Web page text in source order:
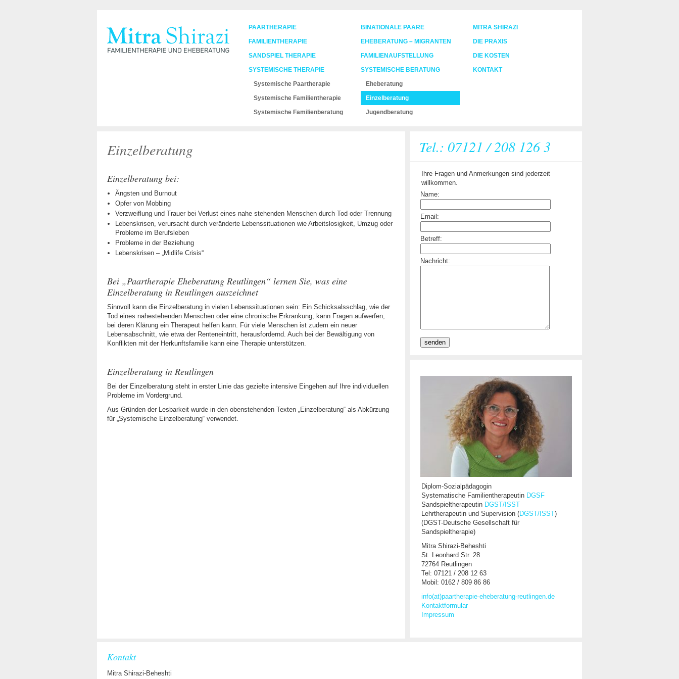
PAARTHERAPIE BINATIONALE PAARE
MITRA SHIRAZI
FAMILIENTHERAPIE
EHEBERATUNG – MIGRANTEN
DIE PRAXIS
SANDSPIEL THERAPIE
FAMILIENAUFSTELLUNG
DIE KOSTEN
SYSTEMISCHE THERAPIE
Systemische Paartherapie
Systemische Familientherapie
Systemische Familienberatung
SYSTEMISCHE BERATUNG
Eheberatung
Einzelberatung
Jugendberatung
KONTAKT
Einzelberatung
Einzelberatung bei:
Ängsten und Burnout
Opfer von Mobbing
Verzweiflung und Trauer bei Verlust eines nahe stehenden Menschen durch Tod oder Trennung
Lebenskrisen, verursacht durch veränderte Lebenssituationen wie Arbeitslosigkeit, Umzug oder
Probleme im Berufsleben
Probleme in der Beziehung
Lebenskrisen – „Midlife Crisis“
Bei „Paartherapie Eheberatung Reutlingen“ lernen Sie, was eine
Einzelberatung in Reutlingen auszeichnet
Sinnvoll kann die Einzelberatung in vielen Lebenssituationen sein: Ein Schicksalsschlag, wie der
Tod eines nahestehenden Menschen oder eine chronische Erkrankung, kann Fragen aufwerfen,
bei deren Klärung ein Therapeut helfen kann. Für viele Menschen ist zudem ein neuer
Lebensabschnitt, wie etwa der Renteneintritt, herausfordernd. Auch bei der Bewältigung von
Konflikten mit der Herkunftsfamilie kann eine Therapie unterstützen.
Einzelberatung in Reutlingen
Bei der Einzelberatung steht in erster Linie das gezielte intensive Eingehen auf Ihre individuellen
Probleme im Vordergrund.
Aus Gründen der Lesbarkeit wurde in den obenstehenden Texten „Einzelberatung“ als Abkürzung
für „Systemische Einzelberatung“ verwendet.
Tel.: 07121 / 208 126 3
Ihre Fragen und Anmerkungen sind jederzeit
willkommen.
Name:
Email:
Betreff:
Nachricht:
Diplom-Sozialpädagogin
Systematische Familientherapeutin DGSF
Sandspieltherapeutin DGST/ISST
Lehrtherapeutin und Supervision (DGST/ISST)
(DGST-Deutsche Gesellschaft für
Sandspieltherapie)
Mitra Shirazi-Beheshti
St. Leonhard Str. 28
72764 Reutlingen
Tel: 07121 / 208 12 63
Mobil: 0162 / 809 86 86
info(at)paartherapie-eheberatung-reutlingen.de
Kontaktformular
Impressum
Kontakt
Mitra Shirazi-Beheshti